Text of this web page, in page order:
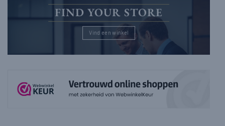
FIND YOUR STORE
Vind een winkel